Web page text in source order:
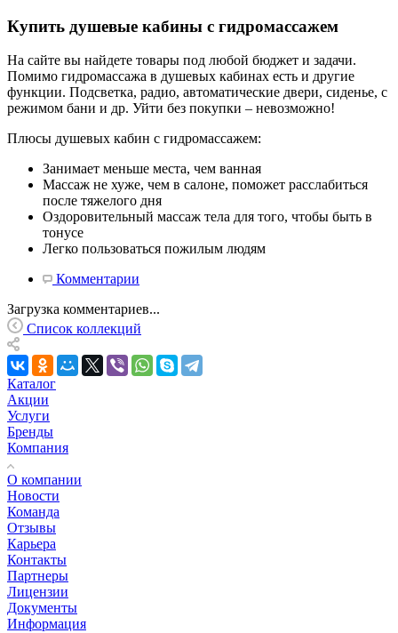
Купить душевые кабины с гидромассажем
На сайте вы найдете товары под любой бюджет и задачи.
Помимо гидромассажа в душевых кабинах есть и другие
функции. Подсветка, радио, автоматические двери, сиденье, с
режимом бани и др. Уйти без покупки – невозможно!
Плюсы душевых кабин с гидромассажем:
Занимает меньше места, чем ванная
Массаж не хуже, чем в салоне, поможет расслабиться
после тяжелого дня
Оздоровительный массаж тела для того, чтобы быть в
тонусе
Легко пользоваться пожилым людям
Комментарии
Загрузка комментариев...
Список коллекций
Каталог
Акции
Услуги
Бренды
Компания
О компании
Новости
Команда
Отзывы
Карьера
Контакты
Партнеры
Лицензии
Документы
Информация